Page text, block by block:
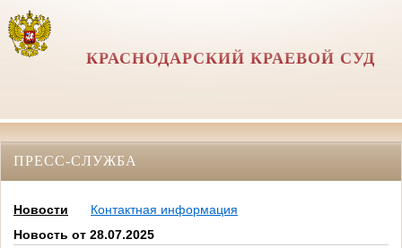
КРАСНОДАРСКИЙ КРАЕВОЙ СУД
ПРЕСС-СЛУЖБА
Новости
Контактная информация
Новость от 28.07.2025